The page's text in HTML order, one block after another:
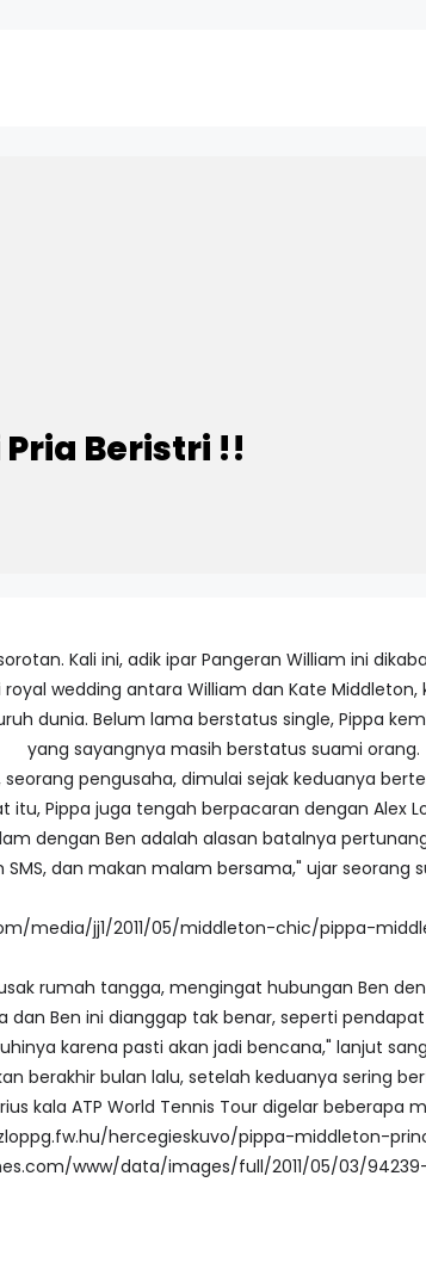
Beristri !!
Kali ini, adik ipar Pangeran William ini
wedding antara William dan Kate
dunia. Belum lama berstatus single, Pippa
yang sayangnya masih berstatus suami orang.
pengusaha, dimulai sejak keduanya
itu, Pippa juga tengah berpacaran dengan Alex
dengan Ben adalah alasan batalnya
dan makan malam bersama," ujar seorang
rumah tangga, mengingat hubungan Ben
dan Ben ini dianggap tak benar, seperti
karena pasti akan jadi bencana," lanjut
berakhir bulan lalu, setelah keduanya sering
kala ATP World Tennis Tour digelar beberapa